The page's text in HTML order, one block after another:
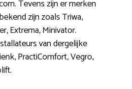
Tevens zijn er merken
zijn zoals Triwa,
Extrema, Minivator.
van dergelijke
PractiComfort, Vegro,